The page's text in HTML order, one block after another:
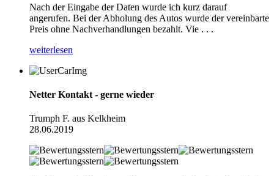
Nach der Eingabe der Daten wurde ich kurz darauf
angerufen. Bei der Abholung des Autos wurde der vereinbarte
Preis ohne Nachverhandlungen bezahlt. Vie . . .
weiterlesen
Netter Kontakt - gerne wieder
Trumph F. aus Kelkheim
28.06.2019